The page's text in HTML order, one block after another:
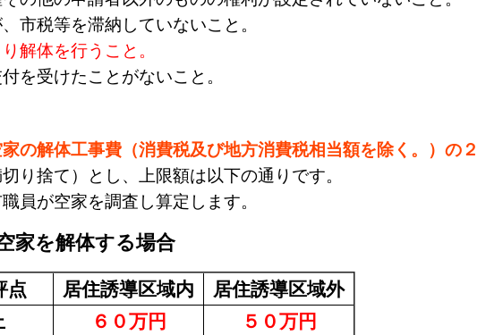
市税等を滞納していないこと。
解体を行うこと。
を受けたことがないこと。
家の解体工事費（消費税及び地方消費税相当額を除く。）の２
切り捨て）とし、上限額は以下の通りです。
員が空家を調査し算定します。
家を解体する場合
点 居住誘導区域内
居住誘導区域外
６０万円
５０万円